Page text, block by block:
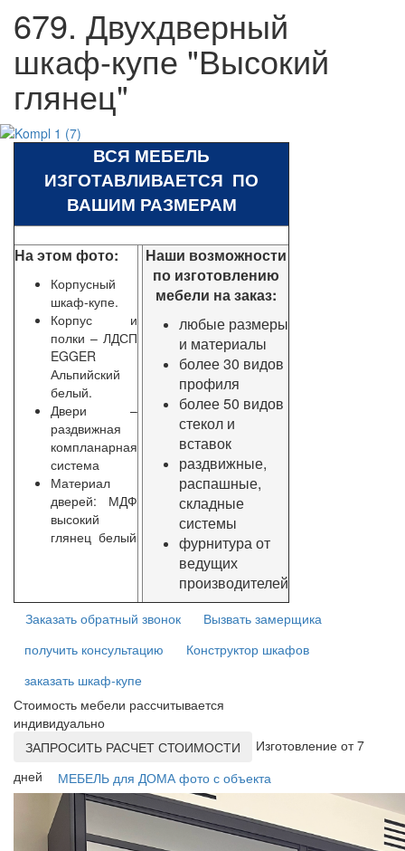
679. Двухдверный
шкаф-купе "Высокий
глянец"
ВСЯ МЕБЕЛЬ
ИЗГОТАВЛИВАЕТСЯ ПО
ВАШИМ РАЗМЕРАМ
На этом фото:
Корпусный
шкаф-купе.
Корпус и
полки – ЛДСП
EGGER
Альпийский
белый.
Двери –
раздвижная
компланарная
система
Материал
дверей: МДФ
высокий
глянец белый
Наши возможности
по изготовлению
мебели на заказ:
любые размеры
и материалы
более 30 видов
профиля
более 50 видов
стекол и
вставок
раздвижные,
распашные,
складные
системы
фурнитура от
ведущих
производителей
Заказать обратный звонок
Вызвать замерщика
получить консультацию
Конструктор шкафов
заказать шкаф-купе
Стоимость мебели рассчитывается
индивидуально
ЗАПРОСИТЬ РАСЧЕТ СТОИМОСТИ
Изготовление от 7
дней
МЕБЕЛЬ для ДОМА фото с объекта